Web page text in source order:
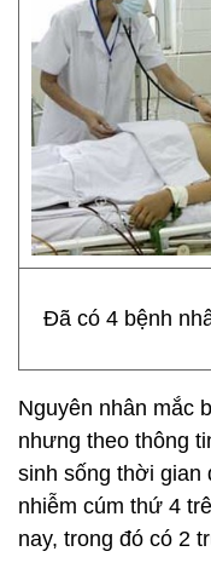
Đã có 4 bệnh
Nguyên nhân mắc
nhưng theo thông
sinh sống thời gian
nhiễm cúm thứ 4
nay, trong đó có 2